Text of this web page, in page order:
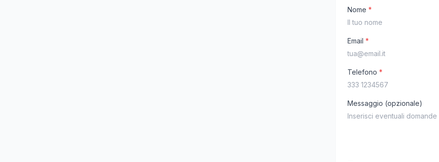
Nome *
Email *
Telefono *
Messaggio (opzionale)